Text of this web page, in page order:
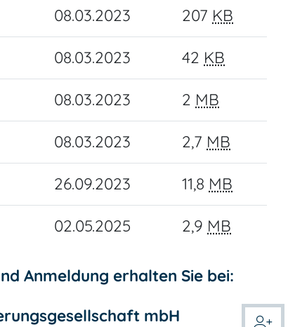
08.03.2023 207 KB
08.03.2023 42 KB
08.03.2023 2 MB
08.03.2023 2,7 MB
26.09.2023 11,8 MB
02.05.2025 2,9 MB
Anmeldung erhalten Sie bei:
mbH